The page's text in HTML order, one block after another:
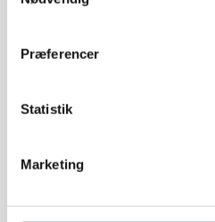
Præferencer
Statistik
Marketing
Hun fortsætter:
– Alle beboere har også
cykelværksted. Man
og hjælpe beboerne
meget fin del af